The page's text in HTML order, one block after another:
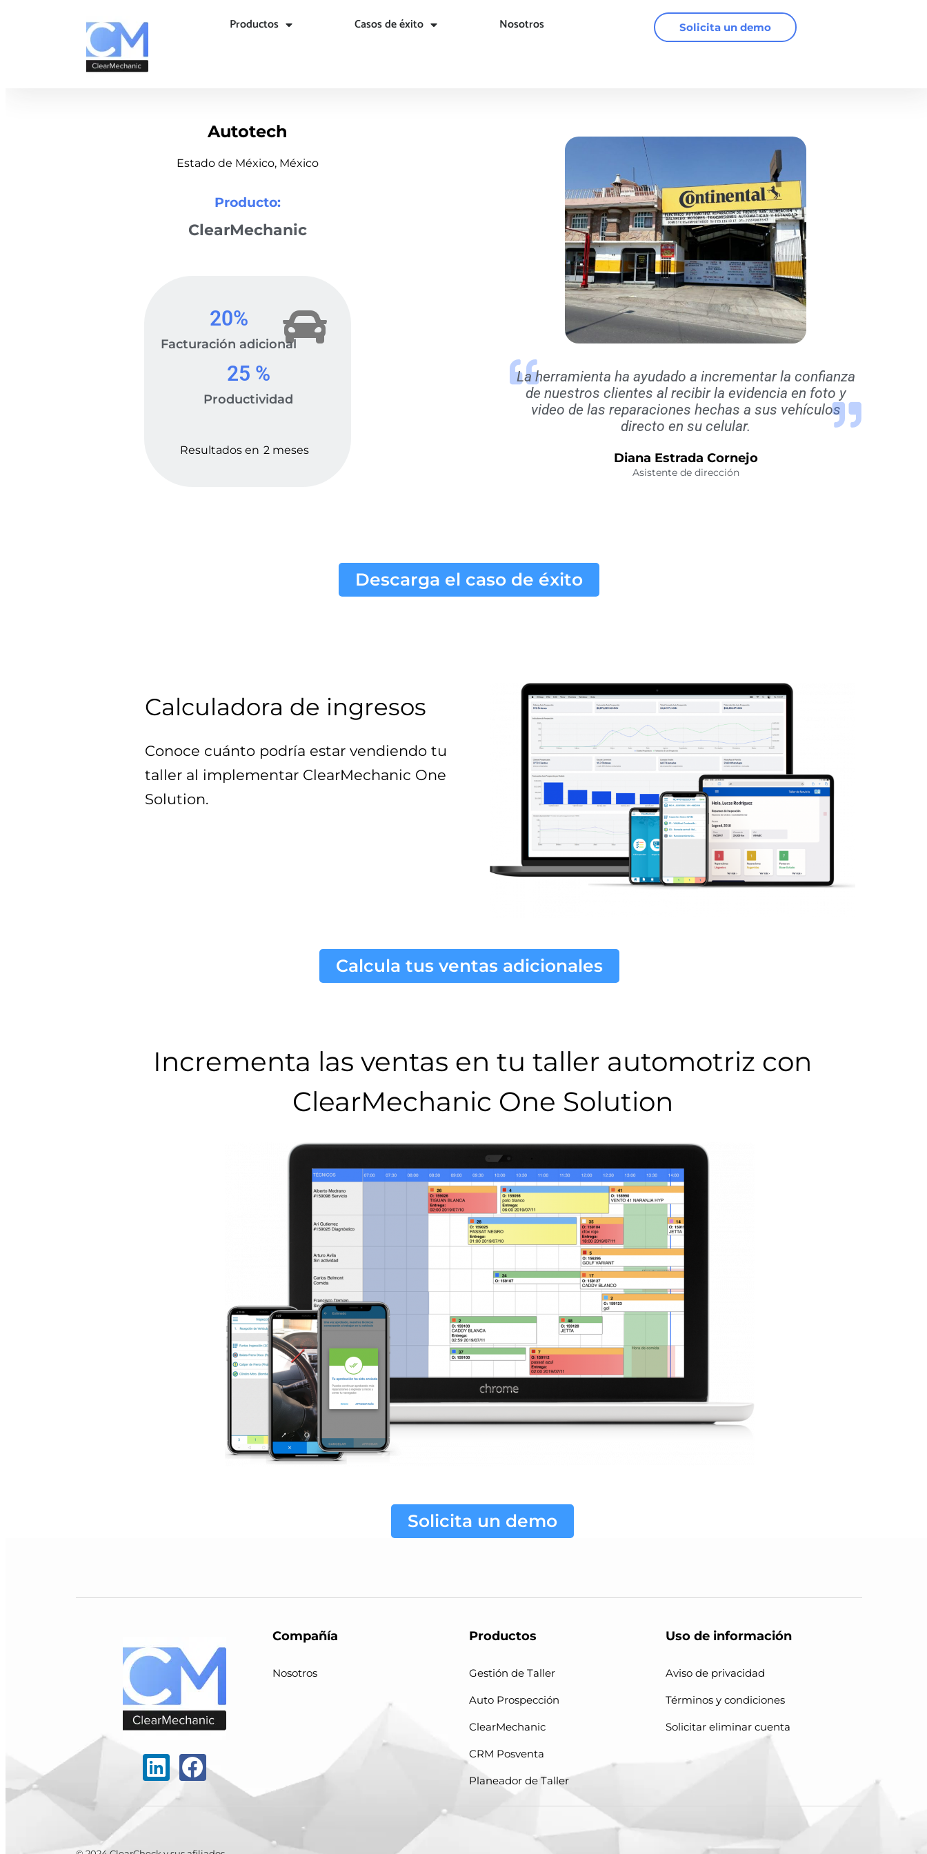
Productos Casos de éxito Nosotros Solicita un demo
Autotech
Estado de México, México
Producto:
ClearMechanic
Facturación adicional
20%
Productividad
25 %
Resultados en 2 meses
La herramienta ha ayudado a incrementar la confianza
de nuestros clientes al recibir la evidencia en foto y
video de las reparaciones hechas a sus vehículos
directo en su celular.
Diana Estrada Cornejo
Asistente de dirección
Descarga el caso de éxito
Calculadora de ingresos
Conoce cuánto podría estar vendiendo tu
taller al implementar ClearMechanic One
Solution.
Calcula tus ventas adicionales
Incrementa las ventas en tu taller automotriz con
ClearMechanic One Solution
Solicita un demo
Compañía
Nosotros
Productos
Gestión de Taller
Auto Prospección
ClearMechanic
CRM Posventa
Planeador de Taller
Uso de información
Aviso de privacidad
Términos y condiciones
Solicitar eliminar cuenta